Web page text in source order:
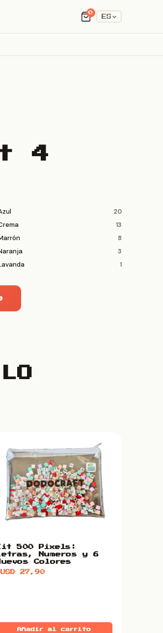
0
ES
4
20
13
8
3
1
500 Pixels:
Numeros y 6
Colores
27,90
Añadir al carrito